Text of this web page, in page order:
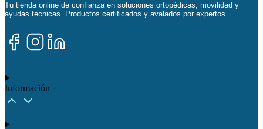
Tu tienda online de confianza en soluciones ortopédicas, movilidad y
ayudas técnicas. Productos certificados y avalados por expertos.
Información